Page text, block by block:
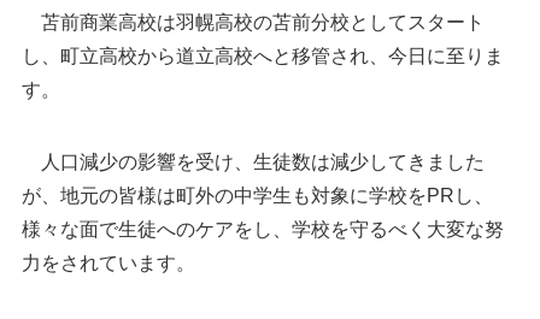
苫前商業高校は羽幌高校の苫前分校としてスタート
し、町立高校から道立高校へと移管され、今日に至りま
す。
人口減少の影響を受け、生徒数は減少してきました
が、地元の皆様は町外の中学生も対象に学校をPRし、
様々な面で生徒へのケアをし、学校を守るべく大変な努
力をされています。